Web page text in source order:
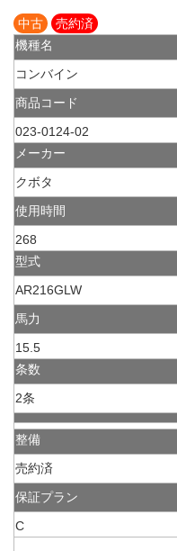
中古
売約済
機種名
コンバイン
商品コード
023-0124-02
メーカー
クボタ
使用時間
268
型式
AR216GLW
馬力
15.5
条数
2条
整備
売約済
保証プラン
C